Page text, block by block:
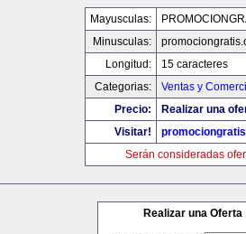
Mayusculas:
Minusculas:
Longitud:
15 caracteres
Categorias:
Ventas y
Precio:
Realizar una
Visitar!
Serán consideradas
Realizar una Oferta